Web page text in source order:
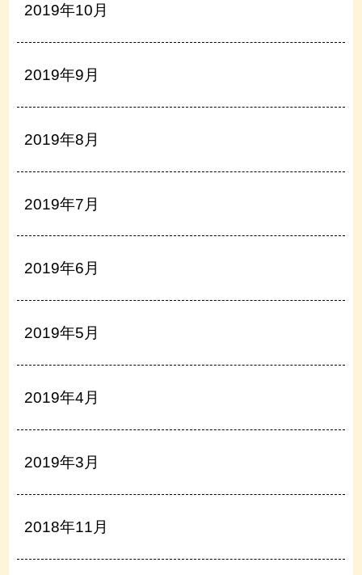
2019年10月
2019年9月
2019年8月
2019年7月
2019年6月
2019年5月
2019年4月
2019年3月
2018年11月